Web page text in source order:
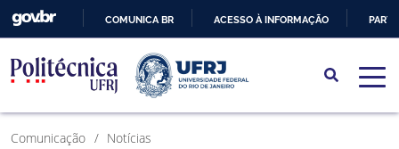
PARA
O
CONTEÚDO
COMUNICA BR ACESSO À INFORMAÇÃO
Comunicação Notícias